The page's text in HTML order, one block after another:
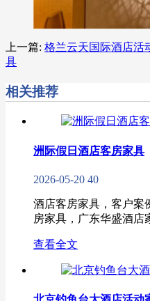
上一篇: 格兰云天国际酒店​活
具
相关推荐
洲际假日酒店客房家具
2026-05-20 40
酒店客房家具，客户案
房家具，广东华盛酒店
查看全文